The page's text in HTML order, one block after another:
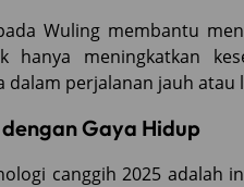
Wuling membantu
meningkatkan
perjalanan jauh atau
Gaya Hidup
canggih 2025 adalah